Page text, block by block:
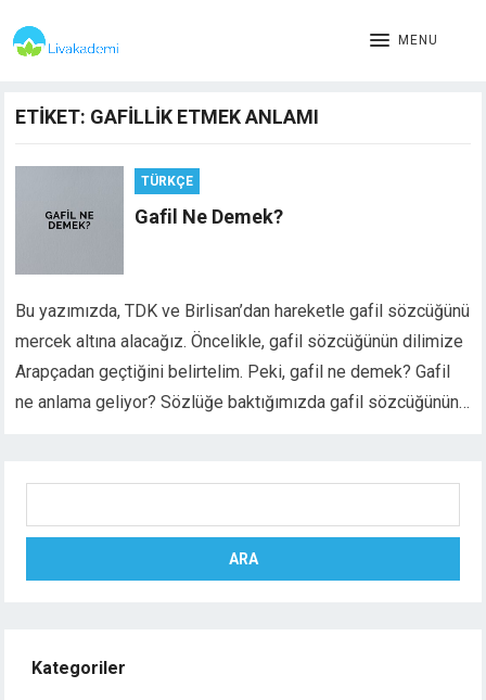
MENU
ETIKET: GAFILLIK ETMEK ANLAMI
TÜRKÇE
Gafil Ne Demek?
Bu yazımızda, TDK ve Birlisan’dan hareketle gafil sözcüğünü
mercek altına alacağız. Öncelikle, gafil sözcüğünün dilimize
Arapçadan geçtiğini belirtelim. Peki, gafil ne demek? Gafil
ne anlama geliyor? Sözlüğe baktığımızda gafil sözcüğünün…
ARA
Kategoriler